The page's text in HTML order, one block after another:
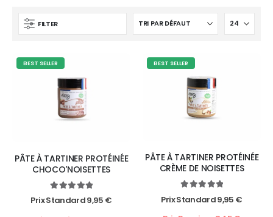
FILTER
BEST SELLER
PÂTE À TARTINER PROTÉINÉE
CHOCO'NOISETTES
5.00 out of 5
Prix Standard9,95 €
BEST SELLER
PÂTE À TARTINER PROTÉINÉE
CRÈME DE NOISETTES
Prix Standard9,95 €